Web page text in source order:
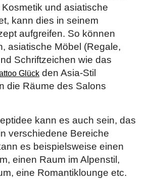
und asiatische
kann dies in seinem
aufgreifen. So können
asiatische Möbel (Regale,
Schriftzeichen wie das
Glück den Asia-Stil
die Räume des Salons
kann es auch sein, das
verschiedene Bereiche
es beispielsweise einen
einen Raum im Alpenstil,
eine Romantiklounge etc.